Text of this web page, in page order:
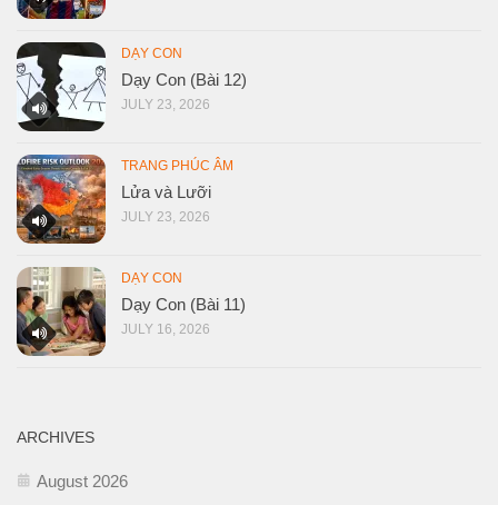
DẠY CON
Dạy Con (Bài 12)
JULY 23, 2026
TRANG PHÚC ÂM
Lửa và Lưỡi
JULY 23, 2026
DẠY CON
Dạy Con (Bài 11)
JULY 16, 2026
ARCHIVES
August 2026